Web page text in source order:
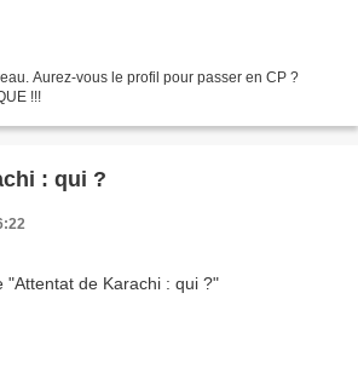
Aurez-vous le profil pour passer en CP ?
!!!
: qui ?